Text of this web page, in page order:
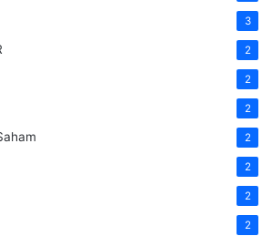
3
2
2
2
2
2
2
2